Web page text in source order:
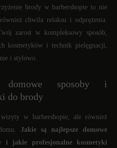
brody w barbershopie to nie
chwila relaksu i odprężenia.
zarost w kompleksowy sposób,
kosmetyków i technik pielęgnacji,
i stylowo.
domowe sposoby i
do brody
w barbershopie, ale również
Jakie są najlepsze domowe
i jakie profesjonalne kosmetyki